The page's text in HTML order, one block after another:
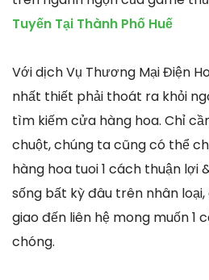
Tuyến Tại Thành Phố Huế
Với dịch Vụ Thương Mại Điện
nhất thiết phải thoát ra khỏi
tìm kiếm cửa hàng hoa. Chỉ
chuột, chúng ta cũng có thể
hàng hoa tuoi 1 cách thuận lợi
sống bất kỳ đâu trên nhân
giao đến liên hệ mong muốn 1
chóng.